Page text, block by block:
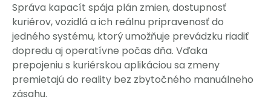
Správa kapacít spája plán zmien, dostupnosť
kuriérov, vozidlá a ich reálnu pripravenosť do
jedného systému, ktorý umožňuje prevádzku riadiť
dopredu aj operatívne počas dňa. Vďaka
prepojeniu s kuriérskou aplikáciou sa zmeny
premietajú do reality bez zbytočného manuálneho
zásahu.